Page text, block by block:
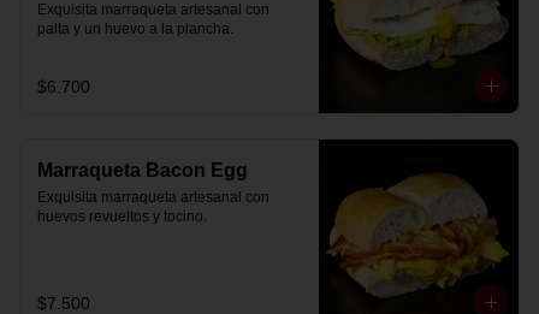
Exquisita marraqueta artesanal con
palta y un huevo a la plancha.
$6.700
Marraqueta Bacon Egg
Exquisita marraqueta artesanal con
huevos revueltos y tocino.
$7.500